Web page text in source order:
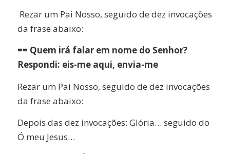
Rezar um Pai Nosso, seguido de dez invocações
da frase abaixo:
== Quem irá falar em nome do Senhor?
Respondi: eis-me aqui, envia-me
Rezar um Pai Nosso, seguido de dez invocações
da frase abaixo:
Depois das dez invocações: Glória… seguido do
Ó meu Jesus…